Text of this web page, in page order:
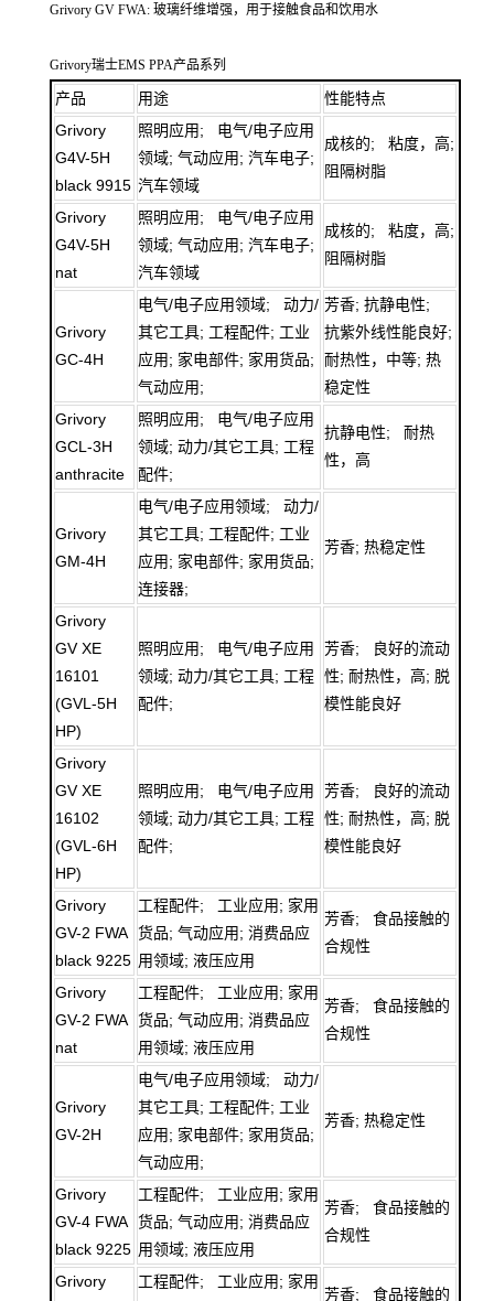
Grivory GV FWA: 玻璃纤维增强，用于接触食品和饮用水
Grivory瑞士EMS PPA产品系列
产品 用途
性能特点
Grivory
G4V-5H
black 9915
照明应用; 电气/电子应用
领域; 气动应用; 汽车电子;
汽车领域
成核的; 粘度，高;
阻隔树脂
Grivory
G4V-5H
nat
照明应用; 电气/电子应用
领域; 气动应用; 汽车电子;
汽车领域
成核的; 粘度，高;
阻隔树脂
Grivory
GC-4H
电气/电子应用领域; 动力/
其它工具; 工程配件; 工业
应用; 家电部件; 家用货品;
气动应用;
芳香; 抗静电性;
抗紫外线性能良好;
耐热性，中等; 热
稳定性
Grivory
GCL-3H
anthracite
照明应用; 电气/电子应用
领域; 动力/其它工具; 工程
配件;
抗静电性; 耐热
性，高
Grivory
GM-4H
电气/电子应用领域; 动力/
其它工具; 工程配件; 工业
应用; 家电部件; 家用货品;
连接器;
芳香; 热稳定性
Grivory
GV XE
16101
(GVL-5H
HP)
照明应用; 电气/电子应用
领域; 动力/其它工具; 工程
配件;
芳香; 良好的流动
性; 耐热性，高; 脱
模性能良好
Grivory
GV XE
16102
(GVL-6H
HP)
照明应用; 电气/电子应用
领域; 动力/其它工具; 工程
配件;
芳香; 良好的流动
性; 耐热性，高; 脱
模性能良好
Grivory
GV-2 FWA
black 9225
工程配件; 工业应用; 家用
货品; 气动应用; 消费品应
用领域; 液压应用
芳香; 食品接触的
合规性
Grivory
GV-2 FWA
nat
工程配件; 工业应用; 家用
货品; 气动应用; 消费品应
用领域; 液压应用
芳香; 食品接触的
合规性
Grivory
GV-2H
电气/电子应用领域; 动力/
其它工具; 工程配件; 工业
应用; 家电部件; 家用货品;
气动应用;
芳香; 热稳定性
Grivory
GV-4 FWA
black 9225
工程配件; 工业应用; 家用
货品; 气动应用; 消费品应
用领域; 液压应用
芳香; 食品接触的
合规性
Grivory
工程配件; 工业应用; 家用
芳香; 食品接触的